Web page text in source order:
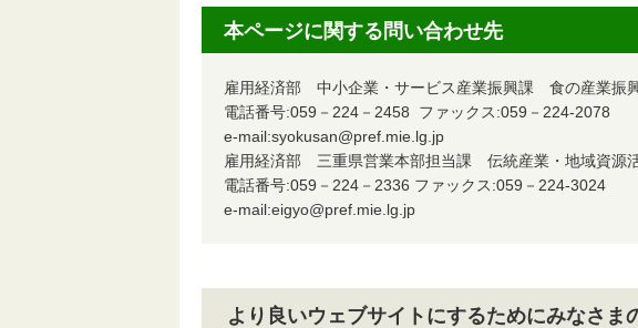
本ページに関する問い合わせ先
雇用経済部 中小企業・サービス産業振興課 食の産業振
電話番号:059－224－2458 ファックス:059－224-2078
e-mail:syokusan@pref.mie.lg.jp
雇用経済部 三重県営業本部担当課 伝統産業・地域資源
電話番号:059－224－2336 ファックス:059－224-3024
e-mail:eigyo@pref.mie.lg.jp
より良いウェブサイトにするためにみなさま